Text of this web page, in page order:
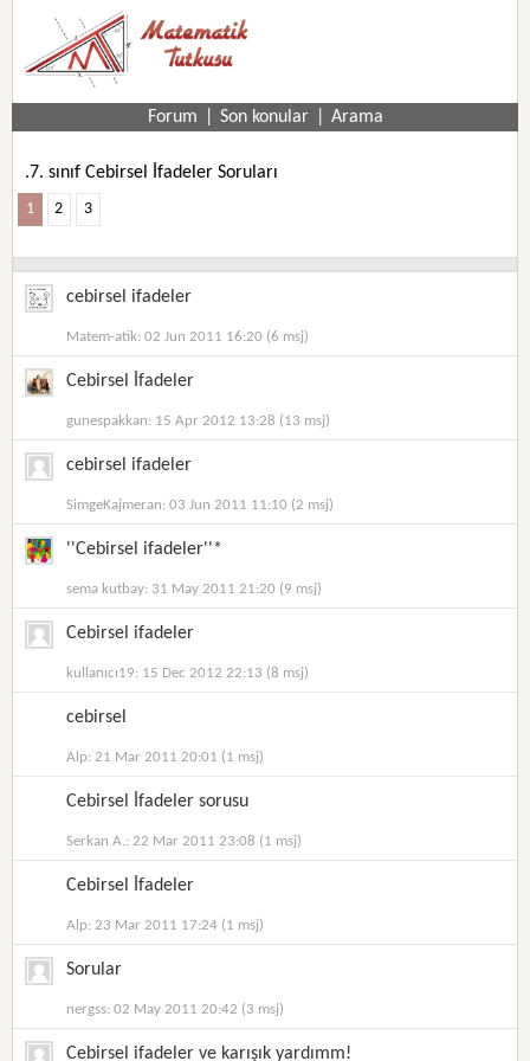
Forum Son konular Arama
.7. sınıf Cebirsel İfadeler Soruları
1 2 3
cebirsel ifadeler
Matem-atik: 02 Jun 2011 16:20 (6 msj)
Cebirsel İfadeler
gunespakkan: 15 Apr 2012 13:28 (13 msj)
cebirsel ifadeler
SimgeKajmeran: 03 Jun 2011 11:10 (2 msj)
''Cebirsel ifadeler''*
sema kutbay: 31 May 2011 21:20 (9 msj)
Cebirsel ifadeler
kullanıcı19: 15 Dec 2012 22:13 (8 msj)
cebirsel
Alp: 21 Mar 2011 20:01 (1 msj)
Cebirsel İfadeler sorusu
Serkan A.: 22 Mar 2011 23:08 (1 msj)
Cebirsel İfadeler
Alp: 23 Mar 2011 17:24 (1 msj)
Sorular
nergss: 02 May 2011 20:42 (3 msj)
Cebirsel ifadeler ve karışık yardımm!